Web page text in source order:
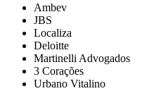
Ambev
JBS
Localiza
Deloitte
Martinelli Advogados
3 Corações
Urbano Vitalino